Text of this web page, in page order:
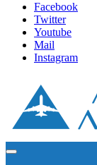
Facebook
Twitter
Youtube
Mail
Instagram